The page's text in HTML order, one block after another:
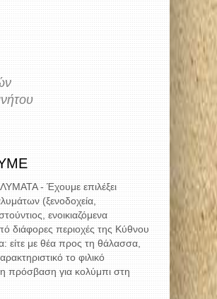
- Έχουμε επιλέξει
(ξενοδοχεία,
ενοικιαζόμενα
διάφορες περιοχές της Κύθνου
είτε με θέα προς τη θάλασσα,
το φιλικό
πρόσβαση για κολύμπι στη